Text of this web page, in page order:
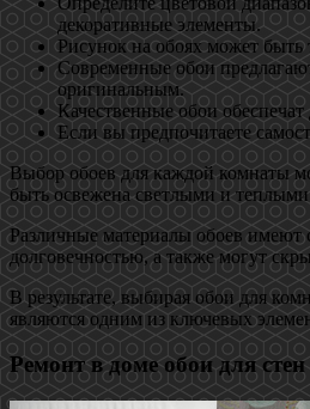
декоративные элементы.
Рисунок на обоях может
Современные обои
оригинальным.
Качественные обои
Если вы предпочитаете
Выбор обоев для каждой комнаты
быть освежена светлыми и
Различные материалы обоев
долговечностью, а также могут
В результате, выбирая обои для
являются одним из ключевых
Ремонт в доме обои для